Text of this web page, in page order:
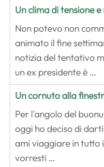
Un clima di tensione
Non potevo non
animato il fine
notizia del tentativo
un ex presidente è …
Un cornuto alla
Per l'angolo del
oggi ho deciso di
ami viaggiare in tutto
vorresti …